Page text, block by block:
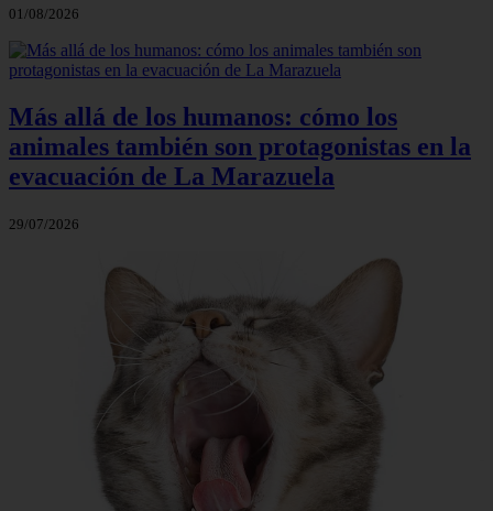
01/08/2026
Más allá de los humanos: cómo los
animales también son protagonistas en la
evacuación de La Marazuela
29/07/2026